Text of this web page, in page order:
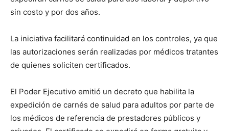
sin costo y por dos años.
La iniciativa facilitará continuidad en los controles, ya que
las autorizaciones serán realizadas por médicos tratantes
de quienes soliciten certificados.
El Poder Ejecutivo emitió un decreto que habilita la
expedición de carnés de salud para adultos por parte de
los médicos de referencia de prestadores públicos y